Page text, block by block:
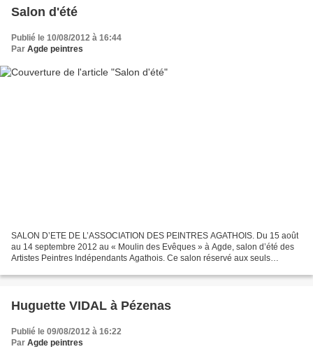
Salon d'été
Publié le 10/08/2012 à 16:44
Par Agde peintres
SALON D’ETE DE L’ASSOCIATION DES PEINTRES AGATHOIS. Du 15 août
au 14 septembre 2012 au « Moulin des Evêques » à Agde, salon d’été des
Artistes Peintres Indépendants Agathois. Ce salon réservé aux seuls
Huguette VIDAL à Pézenas
Publié le 09/08/2012 à 16:22
Par Agde peintres